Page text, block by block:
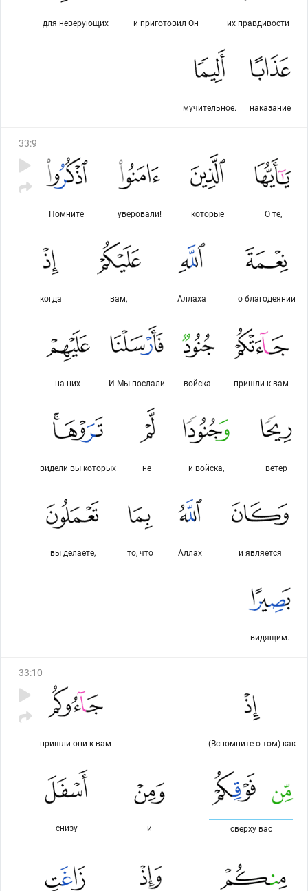
их правдивости
и приготовил Он
для неверующих
наказание
мучительное.
33:9
О те,
которые
уверовали!
Помните
о благодеянии
Аллаха
вам,
когда
пришли к вам
войска.
И Мы послали
на них
ветер
и войска,
не
видели вы которых
и является
Аллах
то, что
вы делаете,
видящим.
33:10
(Вспомните о том) как
пришли они к вам
сверху вас
и
снизу